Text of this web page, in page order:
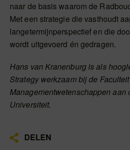
naar de basis waarom de
Met een strategie die vasthoudt
langetermijnperspectief en die
wordt uitgevoerd én gedragen.
Hans van Kranenburg is als
Strategy werkzaam bij de
Managementwetenschappen aan
Universiteit.
DELEN